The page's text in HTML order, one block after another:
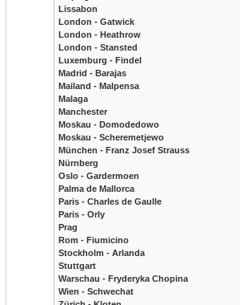
Lissabon
London - Gatwick
London - Heathrow
London - Stansted
Luxemburg - Findel
Madrid - Barajas
Mailand - Malpensa
Malaga
Manchester
Moskau - Domodedowo
Moskau - Scheremetjewo
München - Franz Josef Strauss
Nürnberg
Oslo - Gardermoen
Palma de Mallorca
Paris - Charles de Gaulle
Paris - Orly
Prag
Rom - Fiumicino
Stockholm - Arlanda
Stuttgart
Warschau - Fryderyka Chopina
Wien - Schwechat